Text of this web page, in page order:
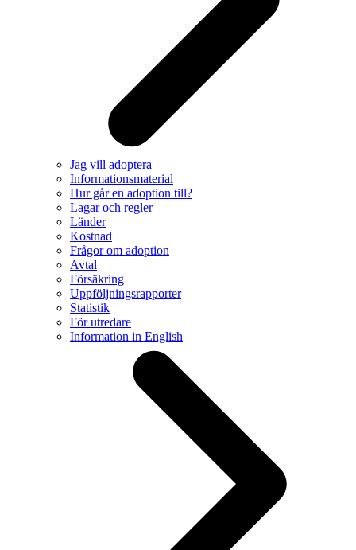
Jag vill adoptera
Informationsmaterial
Hur går en adoption till?
Lagar och regler
Länder
Kostnad
Frågor om adoption
Avtal
Försäkring
Uppföljningsrapporter
Statistik
För utredare
Information in English